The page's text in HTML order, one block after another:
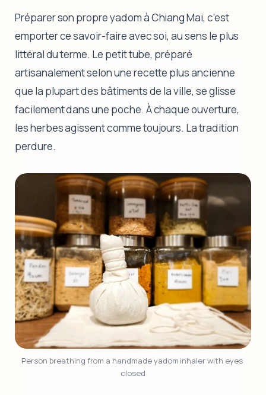
Préparer son propre yadom à Chiang Mai, c'est
emporter ce savoir-faire avec soi, au sens le plus
littéral du terme. Le petit tube, préparé
artisanalement selon une recette plus ancienne
que la plupart des bâtiments de la ville, se glisse
facilement dans une poche. À chaque ouverture,
les herbes agissent comme toujours. La tradition
perdure.
Person breathing from a handmade yadom inhaler with eyes
closed